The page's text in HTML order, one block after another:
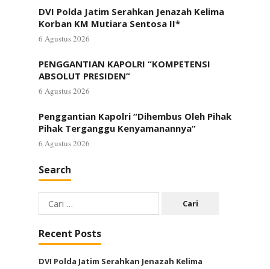
DVI Polda Jatim Serahkan Jenazah Kelima
Korban KM Mutiara Sentosa II*
6 Agustus 2026
PENGGANTIAN KAPOLRI “KOMPETENSI
ABSOLUT PRESIDEN”
6 Agustus 2026
Penggantian Kapolri “Dihembus Oleh Pihak
Pihak Terganggu Kenyamanannya”
6 Agustus 2026
Search
Cari
untuk:
Recent Posts
DVI Polda Jatim Serahkan Jenazah Kelima